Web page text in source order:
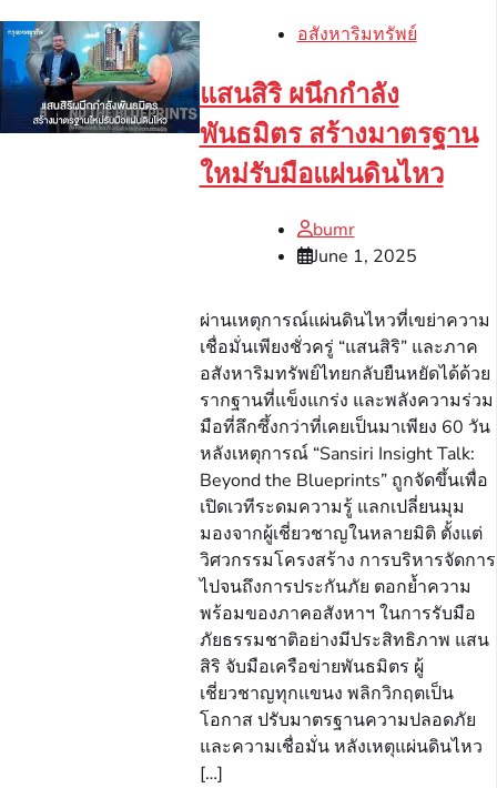
อสังหาริมทรัพย์
แสนสิริ ผนึกกำลัง
พันธมิตร สร้างมาตรฐาน
ใหม่รับมือแผ่นดินไหว
bumr
June 1, 2025
ผ่านเหตุการณ์แผ่นดินไหวที่เขย่าความ
เชื่อมั่นเพียงชั่วครู่ “แสนสิริ” และภาค
อสังหาริมทรัพย์ไทยกลับยืนหยัดได้ด้วย
รากฐานที่แข็งแกร่ง และพลังความร่วม
มือที่ลึกซึ้งกว่าที่เคยเป็นมาเพียง 60 วัน
หลังเหตุการณ์ “Sansiri Insight Talk:
Beyond the Blueprints” ถูกจัดขึ้นเพื่อ
เปิดเวทีระดมความรู้ แลกเปลี่ยนมุม
มองจากผู้เชี่ยวชาญในหลายมิติ ตั้งแต่
วิศวกรรมโครงสร้าง การบริหารจัดการ
ไปจนถึงการประกันภัย ตอกย้ำความ
พร้อมของภาคอสังหาฯ ในการรับมือ
ภัยธรรมชาติอย่างมีประสิทธิภาพ แสน
สิริ จับมือเครือข่ายพันธมิตร ผู้
เชี่ยวชาญทุกแขนง พลิกวิกฤตเป็น
โอกาส ปรับมาตรฐานความปลอดภัย
และความเชื่อมั่น หลังเหตุแผ่นดินไหว
[…]